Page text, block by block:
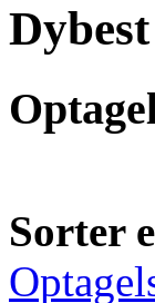
Sorter